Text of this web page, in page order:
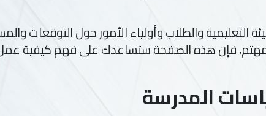
التعليمية والطلاب وأولياء الأمور حول التوقعات
مهتم، فإن هذه الصفحة ستساعدك على فهم كيفية عمل
المدرسة